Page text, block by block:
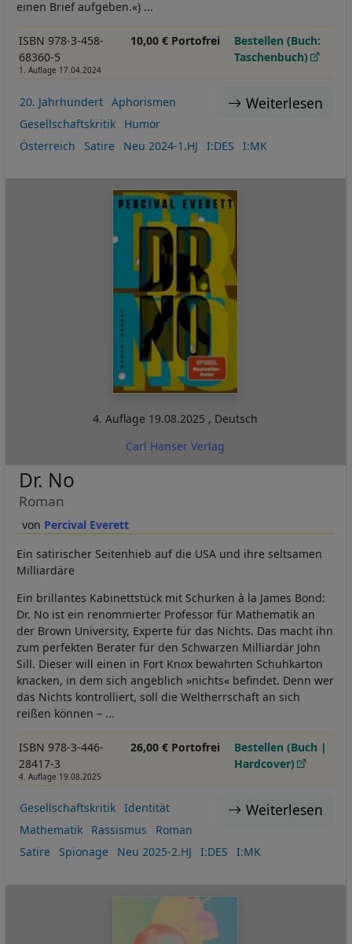
einen Brief aufgeben.«) ...
ISBN 978-3-458-
68360-5
1. Auflage 17.04.2024
10,00 € Portofrei
Bestellen (Buch:
Taschenbuch)
Weiterlesen
20. Jahrhundert
Aphorismen
Gesellschaftskritik
Humor
Österreich
Satire Neu 2024-1.HJ I:DES I:MK
4. Auflage 19.08.2025 , Deutsch
Carl Hanser Verlag
Percival Everett
Dr. No
Roman
Ein satirischer Seitenhieb auf die USA und ihre seltsamen
Milliardäre
Ein brillantes Kabinettstück mit Schurken à la James Bond:
Dr. No ist ein renommierter Professor für Mathematik an
der Brown University, Experte für das Nichts. Das macht ihn
zum perfekten Berater für den Schwarzen Milliardär John
Sill. Dieser will einen in Fort Knox bewahrten Schuhkarton
knacken, in dem sich angeblich »nichts« befindet. Denn wer
das Nichts kontrolliert, soll die Weltherrschaft an sich
reißen können – ...
ISBN 978-3-446-
28417-3
4. Auflage 19.08.2025
26,00 € Portofrei
Bestellen (Buch |
Hardcover)
Weiterlesen
Gesellschaftskritik
Identität
Mathematik
Rassismus
Roman
Satire
Spionage Neu 2025-2.HJ I:DES I:MK